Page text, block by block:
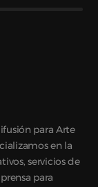
para Arte
en la
servicios de
para